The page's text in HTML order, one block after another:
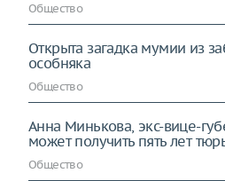
Общество
Открыта загадка мумии из
особняка
Общество
Анна Минькова, экс-вице-
может получить пять лет
Общество